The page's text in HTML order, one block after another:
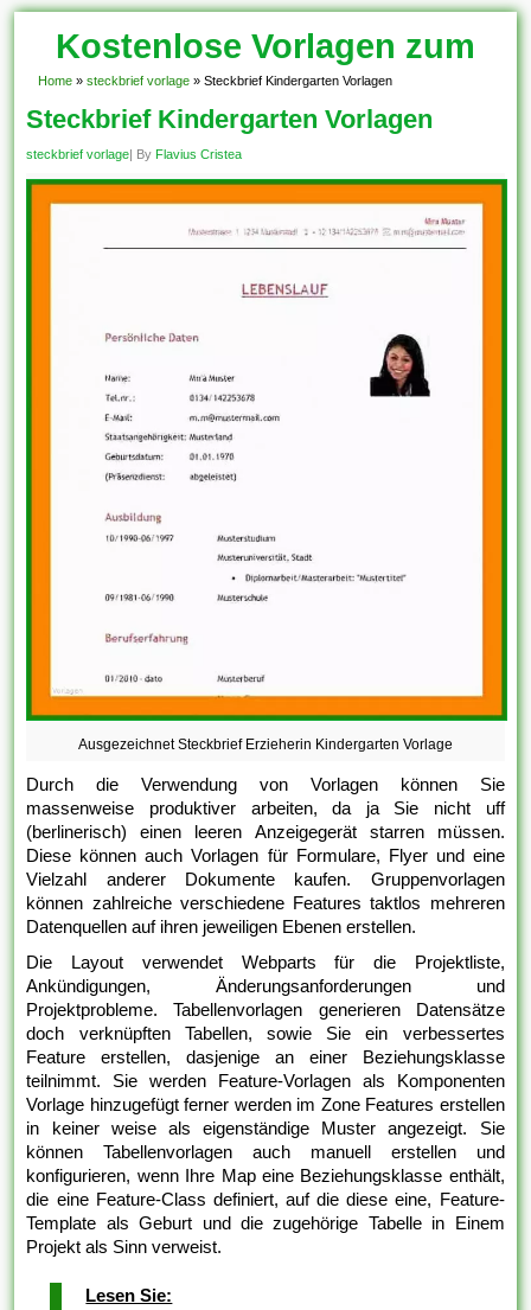
Kostenlose Vorlagen zum
Download!
Home » steckbrief vorlage » Steckbrief Kindergarten Vorlagen
Steckbrief Kindergarten Vorlagen
steckbrief vorlage| By Flavius Cristea
Ausgezeichnet Steckbrief Erzieherin Kindergarten Vorlage
Durch die Verwendung von Vorlagen können Sie
massenweise produktiver arbeiten, da ja Sie nicht uff
(berlinerisch) einen leeren Anzeigegerät starren müssen.
Diese können auch Vorlagen für Formulare, Flyer und eine
Vielzahl anderer Dokumente kaufen. Gruppenvorlagen
können zahlreiche verschiedene Features taktlos mehreren
Datenquellen auf ihren jeweiligen Ebenen erstellen.
Die Layout verwendet Webparts für die Projektliste,
Ankündigungen, Änderungsanforderungen und
Projektprobleme. Tabellenvorlagen generieren Datensätze
doch verknüpften Tabellen, sowie Sie ein verbessertes
Feature erstellen, dasjenige an einer Beziehungsklasse
teilnimmt. Sie werden Feature-Vorlagen als Komponenten
Vorlage hinzugefügt ferner werden im Zone Features erstellen
in keiner weise als eigenständige Muster angezeigt. Sie
können Tabellenvorlagen auch manuell erstellen und
konfigurieren, wenn Ihre Map eine Beziehungsklasse enthält,
die eine Feature-Class definiert, auf die diese eine, Feature-
Template als Geburt und die zugehörige Tabelle in Einem
Projekt als Sinn verweist.
Lesen Sie: